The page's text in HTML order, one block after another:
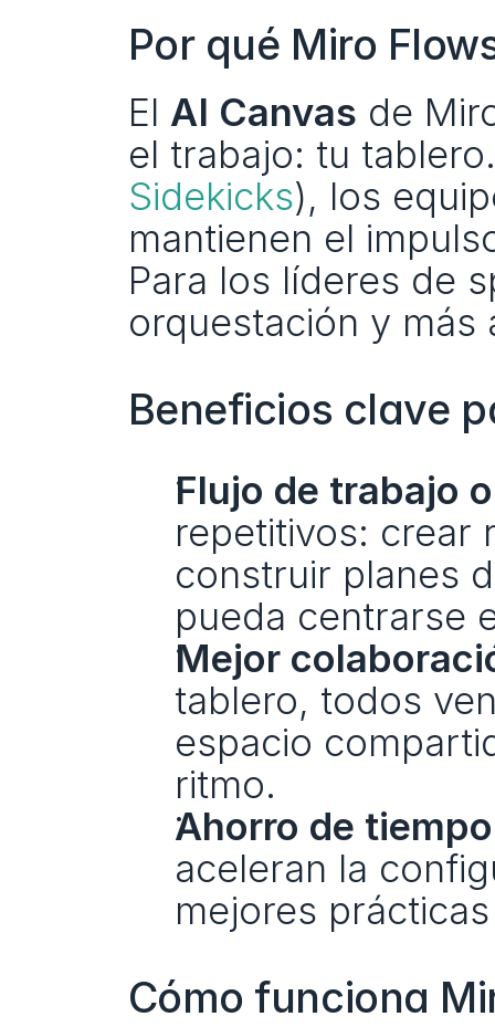
Por qué Miro
El AI Canvas de
el trabajo: tu
Sidekicks), los
mantienen el
Para los líderes de
orquestación y más
Beneficios clave
Flujo de trabajo
repetitivos: crear
construir planes
pueda centrarse
Mejor
tablero, todos
espacio
ritmo.
Ahorro de
aceleran la
mejores
Cómo funciona